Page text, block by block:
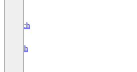
Deutsch
English